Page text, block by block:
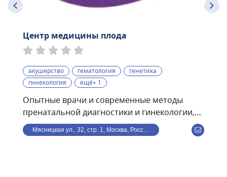
Центр медицины плода
акушерство гематология
генетика
гинекология
ещё+ 1
Опытные врачи и современные методы
пренатальной диагностики и гинекологии,
проводимые по международным
стандартам:• экспертные УЗИ скрининги I, II,
Мясницкая ул., 32, стр. 1, Москва, Россия